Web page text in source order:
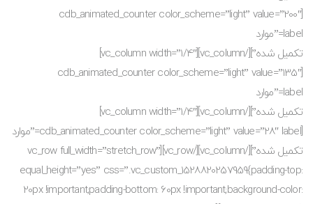
[cdb_animated_counter color_scheme=”light” value=”200″
label=”موارد
[cdb_animated_counter color_scheme=”light” value=”135″
label=”موارد
[cdb_animated_counter color_scheme=”light” value=”28″ label=”موارد
تکمیل شده”][/vc_column][/vc_row][vc_row full_width=”stretch_row”
equal_height=”yes” css=”.vc_custom_1528820257959{padding-top:
20px !important;padding-bottom: 60px !important;background-color: